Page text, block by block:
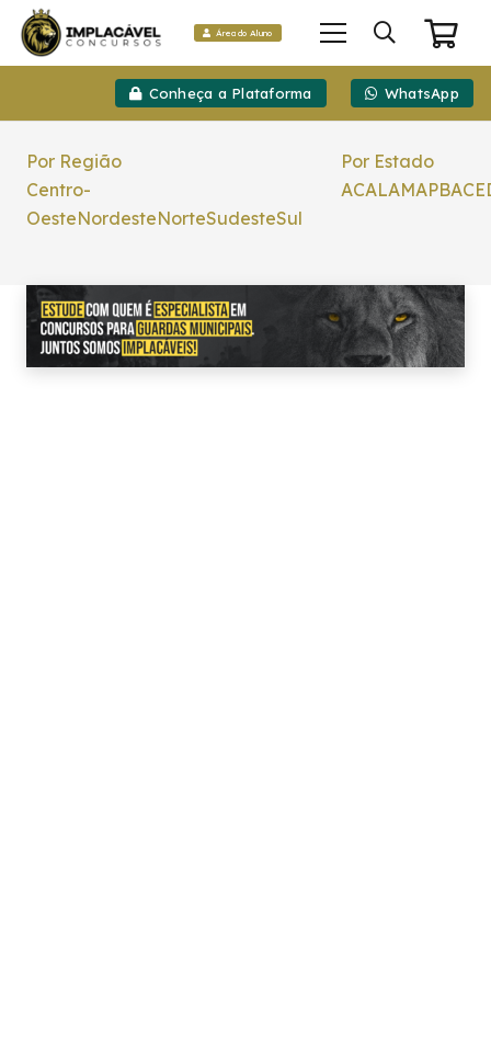
Área do Aluno
Conheça a Plataforma WhatsApp
Por Região
Centro-
OesteNordesteNorteSudesteSul
Por Estado
ACALAMAPBACE